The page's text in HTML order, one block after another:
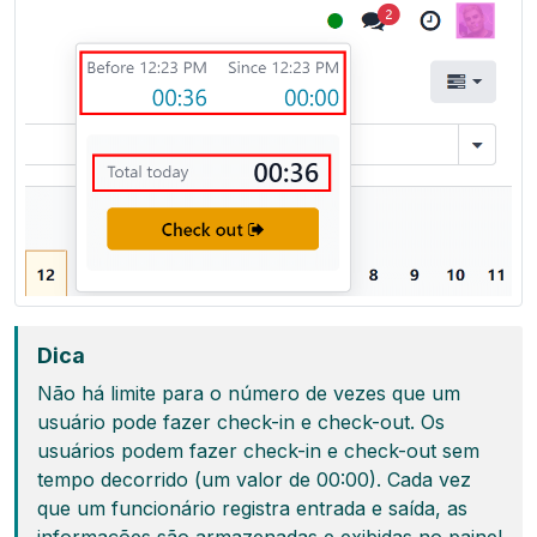
Dica
Não há limite para o número de vezes que um
usuário pode fazer check-in e check-out. Os
usuários podem fazer check-in e check-out sem
tempo decorrido (um valor de 00:00). Cada vez
que um funcionário registra entrada e saída, as